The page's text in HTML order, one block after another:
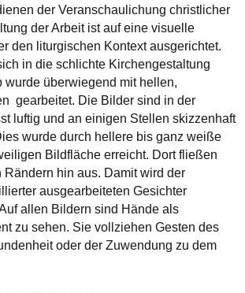
der Veranschaulichung christlicher
der Arbeit ist auf eine visuelle
den liturgischen Kontext ausgerichtet.
in die schlichte Kirchengestaltung
wurde überwiegend mit hellen,
gearbeitet. Die Bilder sind in der
luftig und an einigen Stellen skizzenhaft
wurde durch hellere bis ganz weiße
Bildfläche erreicht. Dort fließen
Rändern hin aus. Damit wird der
ausgearbeiteten Gesichter
allen Bildern sind Hände als
zu sehen. Sie vollziehen Gesten des
oder der Zuwendung zu dem